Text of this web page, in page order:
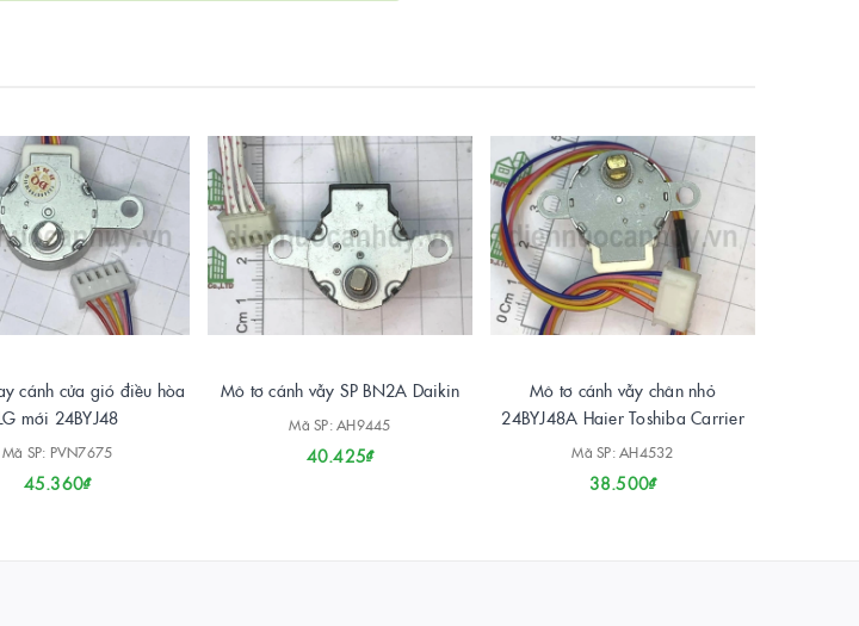
cánh cửa gió điều hòa
mới 24BYJ48
Mã SP: PVN7675
45.360₫
Mô tơ cánh vẫy SP BN2A Daikin
Mã SP: AH9445
40.425₫
Mô tơ cánh vẫy chân nhỏ
24BYJ48A Haier Toshiba Carrier
Mã SP: AH4532
38.500₫